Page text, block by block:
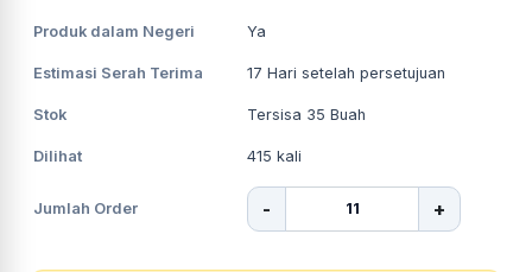
Produk dalam Negeri Ya
Estimasi Serah Terima 17 Hari setelah persetujuan
Stok Tersisa 35 Buah
Dilihat 415 kali
Jumlah Order - +